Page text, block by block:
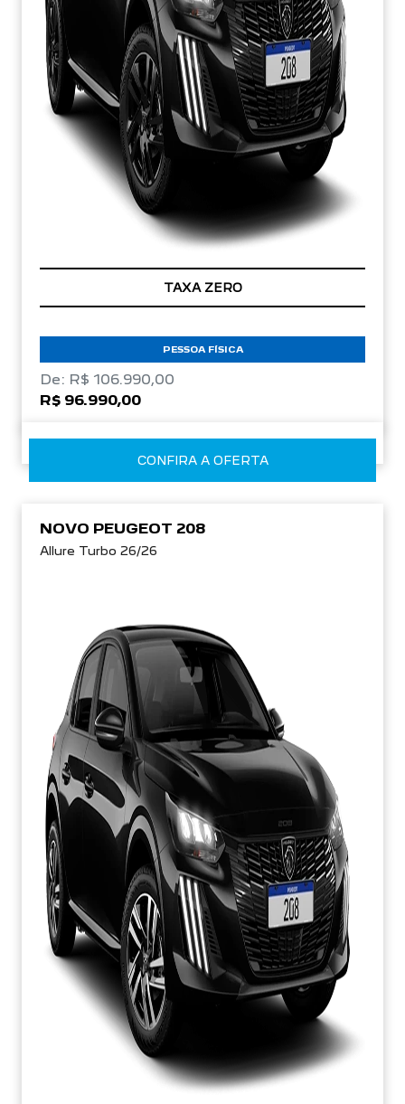
TAXA ZERO
PESSOA FÍSICA
De: R$ 106.990,00
R$ 96.990,00
CONFIRA A OFERTA
NOVO PEUGEOT 208
Allure Turbo 26/26